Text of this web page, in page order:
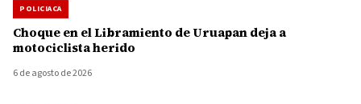
POLICIACA
Choque en el Libramiento de Uruapan deja a
motociclista herido
6 de agosto de 2026